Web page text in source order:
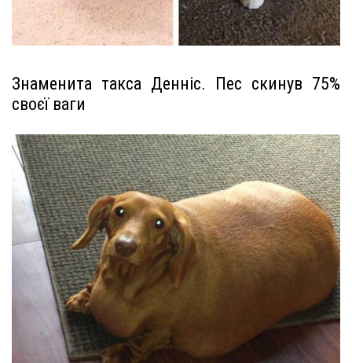
Знаменита такса Денніс. Пес скинув 75%
своєї ваги